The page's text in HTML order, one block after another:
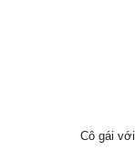
Cô gái